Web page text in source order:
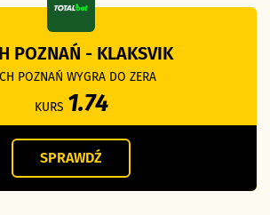
POZNAŃ - KLAKSVIK
POZNAŃ WYGRA DO ZERA
KURS 1.74
SPRAWDŹ